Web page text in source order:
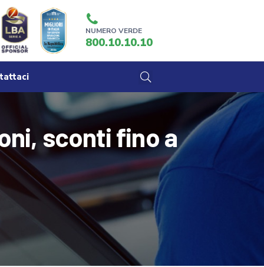
NUMERO VERDE
800.10.10.10
sconti fino a